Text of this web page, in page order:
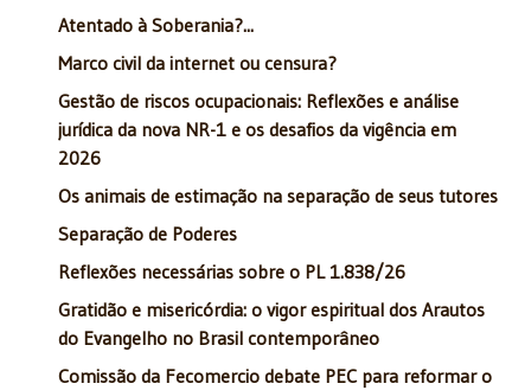
Atentado à Soberania?...
Marco civil da internet ou censura?
Gestão de riscos ocupacionais: Reflexões e análise
jurídica da nova NR-1 e os desafios da vigência em
2026
Os animais de estimação na separação de seus tutores
Separação de Poderes
Reflexões necessárias sobre o PL 1.838/26
Gratidão e misericórdia: o vigor espiritual dos Arautos
do Evangelho no Brasil contemporâneo
Comissão da Fecomercio debate PEC para reformar o